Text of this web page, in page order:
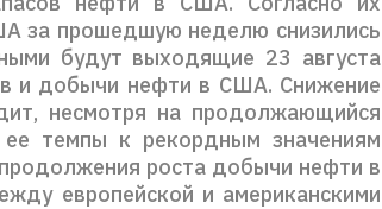
за прошедшую неделю снизились
будут выходящие 23 августа
и добычи нефти в США. Снижение
несмотря на продолжающийся
темпы к рекордным значениям
роста добычи нефти в
европейской и американскими